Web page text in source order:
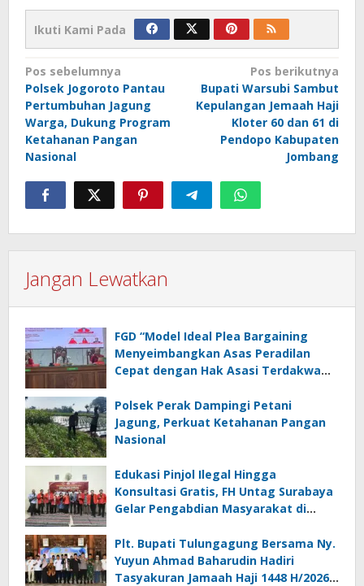
Ikuti Kami Pada
Navigasi
pos
Pos sebelumnya
Polsek Jogoroto Pantau
Pertumbuhan Jagung
Warga, Dukung Program
Ketahanan Pangan
Nasional
Pos berikutnya
Bupati Warsubi Sambut
Kepulangan Jemaah Haji
Kloter 60 dan 61 di
Pendopo Kabupaten
Jombang
Jangan Lewatkan
FGD “Model Ideal Plea Bargaining
Menyeimbangkan Asas Peradilan
Cepat dengan Hak Asasi Terdakwa
Polsek Perak Dampingi Petani
Jagung, Perkuat Ketahanan Pangan
Nasional
Edukasi Pinjol Ilegal Hingga
Konsultasi Gratis, FH Untag Surabaya
Gelar Pengabdian Masyarakat di
Plt. Bupati Tulungagung Bersama Ny.
Yuyun Ahmad Baharudin Hadiri
Tasyakuran Jamaah Haji 1448 H/2026